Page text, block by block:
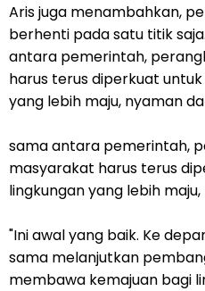
Aris juga menambahkan,
berhenti pada satu titik
antara pemerintah,
harus terus diperkuat
yang lebih maju, nyaman
sama antara pemerintah,
masyarakat harus terus
lingkungan yang lebih
"Ini awal yang baik. Ke
sama melanjutkan
membawa kemajuan bagi